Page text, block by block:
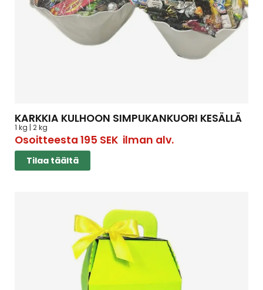
KARKKIA KULHOON SIMPUKANKUORI KESÄLLÄ
1 kg | 2 kg
Osoitteesta 195 SEKilman alv.
Tilaa täältä